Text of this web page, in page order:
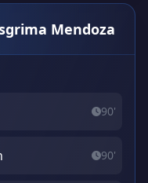
Mendoza
90'
90'